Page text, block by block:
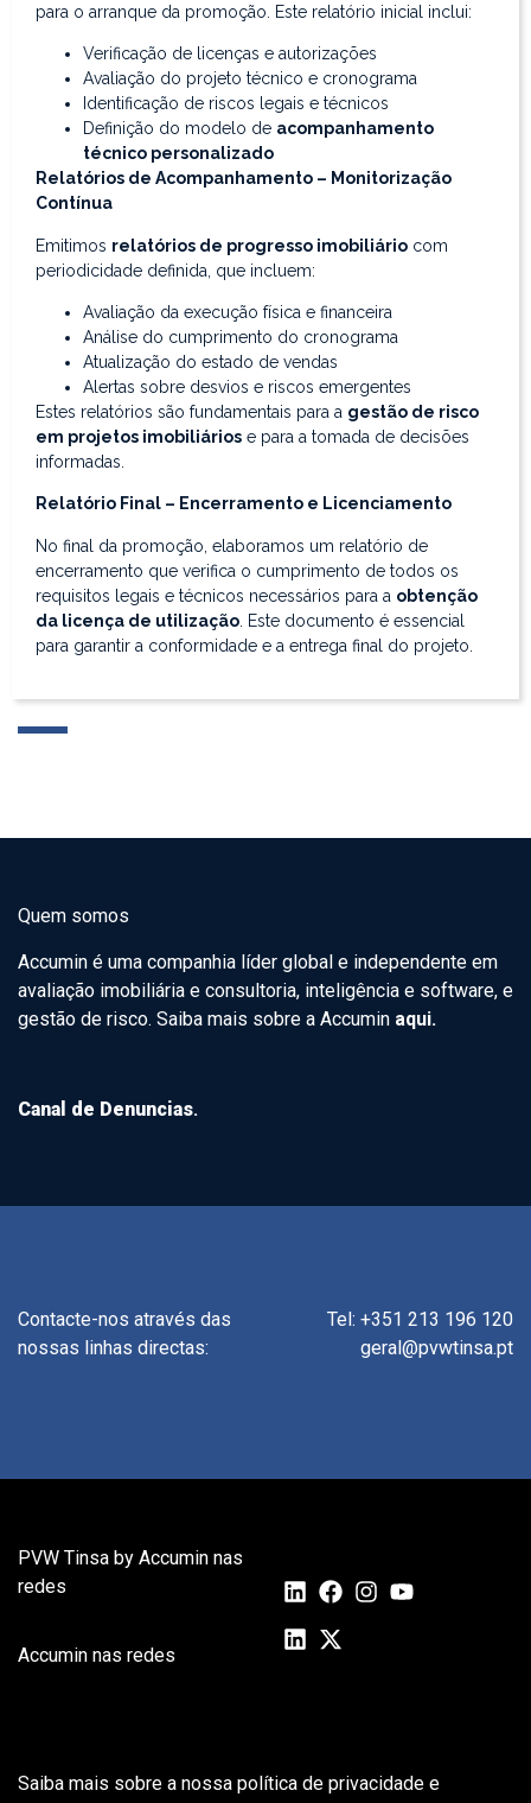
para o arranque da promoção. Este relatório inicial inclui:
Verificação de licenças e autorizações
Avaliação do projeto técnico e cronograma
Identificação de riscos legais e técnicos
Definição do modelo de acompanhamento
técnico personalizado
Relatórios de Acompanhamento – Monitorização
Contínua
Emitimos relatórios de progresso imobiliário com
periodicidade definida, que incluem:
Avaliação da execução física e financeira
Análise do cumprimento do cronograma
Atualização do estado de vendas
Alertas sobre desvios e riscos emergentes
Estes relatórios são fundamentais para a gestão de risco
em projetos imobiliários e para a tomada de decisões
informadas.
Relatório Final – Encerramento e Licenciamento
No final da promoção, elaboramos um relatório de
encerramento que verifica o cumprimento de todos os
requisitos legais e técnicos necessários para a obtenção
da licença de utilização . Este documento é essencial
para garantir a conformidade e a entrega final do projeto.
Quem somos
Accumin é uma companhia líder global e independente em
avaliação imobiliária e consultoria, inteligência e software, e
gestão de risco. Saiba mais sobre a Accumin aqui.
Canal de Denuncias.
Contacte-nos através das
nossas linhas directas:
Tel: +351 213 196 120
geral@pvwtinsa.pt
PVW Tinsa by Accumin nas
redes
Accumin nas redes
Saiba mais sobre a nossa política de privacidade e